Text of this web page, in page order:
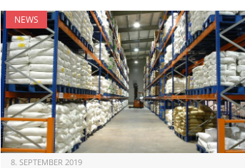
NEWS
8. SEPTEMBER 2019